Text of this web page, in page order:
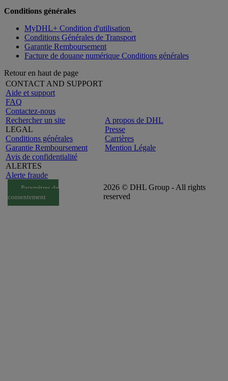
Conditions générales
MyDHL+ Condition d'utilisation
Conditions Générales de Transport
Garantie Remboursement
Facture de douane numérique Conditions générales
Retour en haut de page
CONTACT AND SUPPORT
Aide et support
FAQ
Contactez-nous
Rechercher un site
LEGAL
Conditions générales
Garantie Remboursement
Avis de confidentialité
ALERTES
Alerte fraude
A propos de DHL
Presse
Carrières
Mention Légale
Paramètres de
consentement
2026 © DHL Group - All rights
reserved